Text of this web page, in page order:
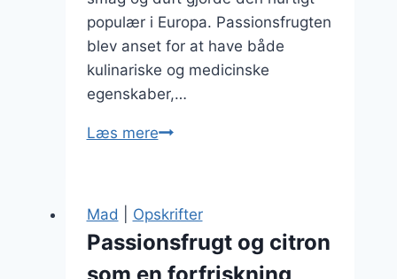
populær i Europa. Passionsfrugten
blev anset for at have både
kulinariske og medicinske
egenskaber,…
Læs merePassionsfrugt
himmelsk
Mad Opskrifter
Passionsfrugt og citron
som en forfriskning